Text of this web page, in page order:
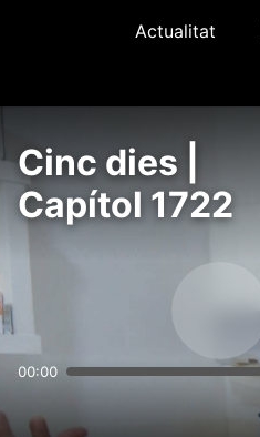
Actualitat
Cinc dies |
Capítol 1722
00:00